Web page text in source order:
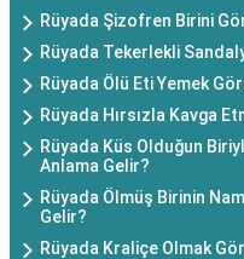
Rüyada Şizofren Birini
Rüyada Tekerlekli
Rüyada Ölü Eti Yemek
Rüyada Hırsızla Kavga
Rüyada Küs Olduğun
Anlama Gelir?
Rüyada Ölmüş Birinin
Gelir?
Rüyada Kraliçe Olmak